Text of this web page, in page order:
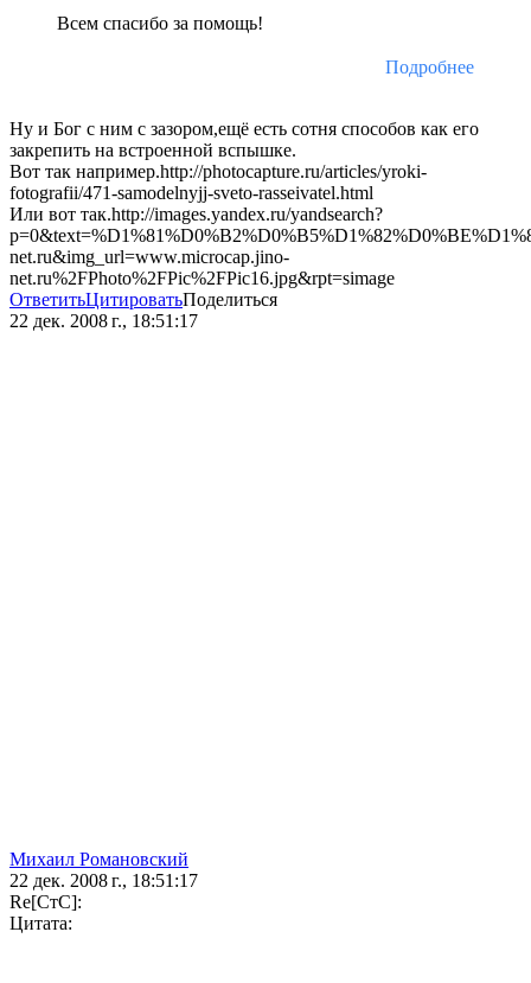
Всем спасибо за помощь!
Подробнее
Ну и Бог с ним с зазором,ещё есть сотня способов как его
закрепить на встроенной вспышке.
Вот так например.http://photocapture.ru/articles/yroki-
fotografii/471-samodelnyjj-sveto-rasseivatel.html
Или вот так.http://images.yandex.ru/yandsearch?
net.ru&img_url=www.microcap.jino-
net.ru%2FPhoto%2FPic%2FPic16.jpg&rpt=simage
ОтветитьЦитироватьПоделиться
22 дек. 2008 г., 18:51:17
Михаил Романовский
22 дек. 2008 г., 18:51:17
Re[СтС]:
Цитата: